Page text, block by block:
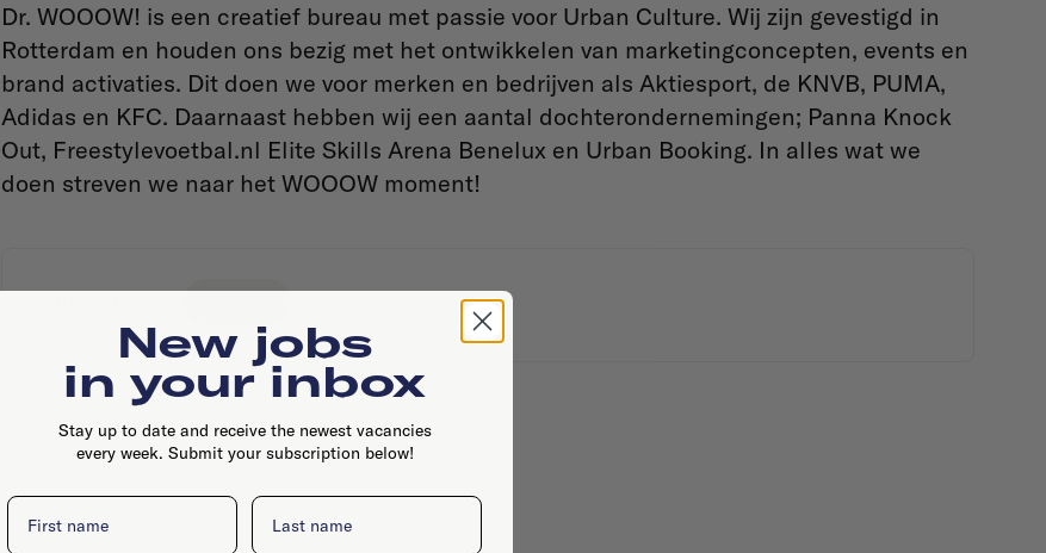
Dr. WOOOW! is een creatief bureau met passie voor Urban Culture. Wij zijn gevestigd in
Rotterdam en houden ons bezig met het ontwikkelen van marketingconcepten, events en
brand activaties. Dit doen we voor merken en bedrijven als Aktiesport, de KNVB, PUMA,
Adidas en KFC. Daarnaast hebben wij een aantal dochterondernemingen; Panna Knock
Out, Freestylevoetbal.nl Elite Skills Arena Benelux en Urban Booking. In alles wat we
doen streven we naar het WOOOW moment!
Contact
New jobs
in your inbox
Stay up to date and receive the newest vacancies
every week. Submit your subscription below!
First name Last name